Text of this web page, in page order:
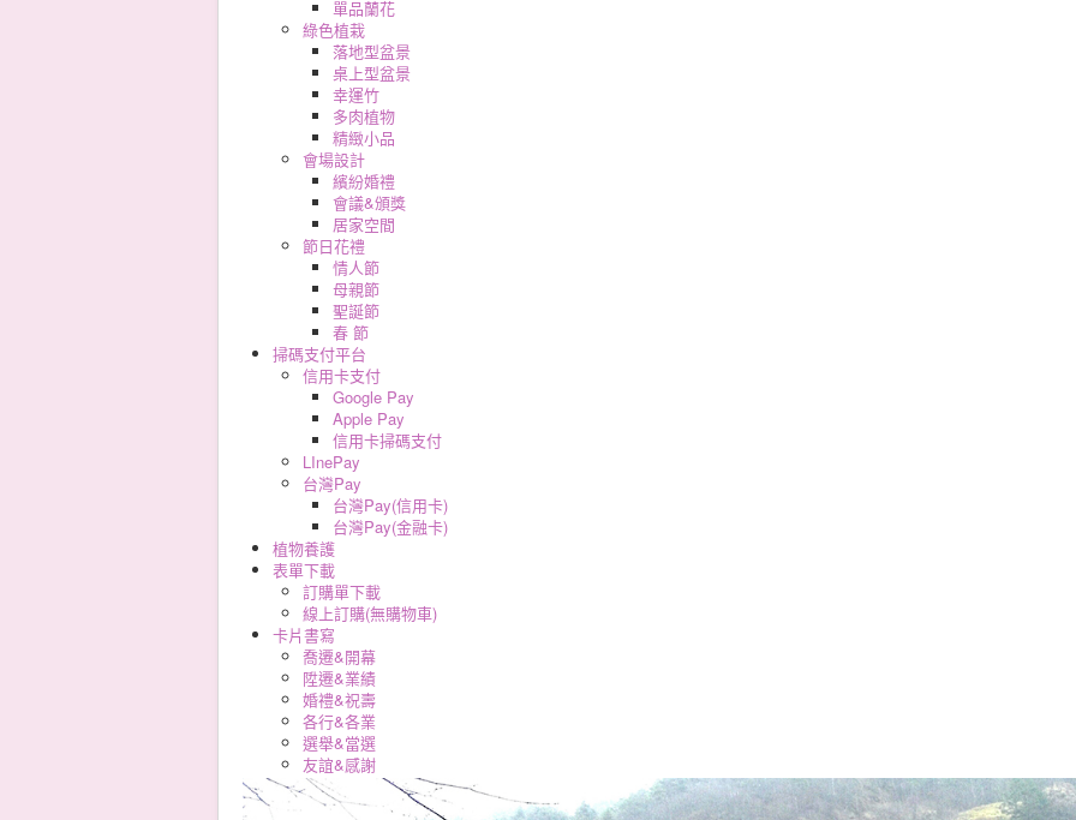
單品蘭花
綠色植栽
落地型盆景
桌上型盆景
幸運竹
多肉植物
精緻小品
會場設計
繽紛婚禮
會議&頒獎
居家空間
節日花禮
情人節
母親節
聖誕節
春 節
掃碼支付平台
信用卡支付
Google Pay
Apple Pay
信用卡掃碼支付
LInePay
台灣Pay
台灣Pay(信用卡)
台灣Pay(金融卡)
植物養護
表單下載
訂購單下載
線上訂購(無購物車)
卡片書寫
喬遷&開幕
陞遷&業績
婚禮&祝壽
各行&各業
選舉&當選
友誼&感謝
男孩&女孩
各式敬輓詞